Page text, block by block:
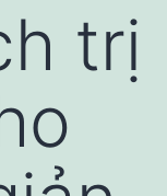
trị